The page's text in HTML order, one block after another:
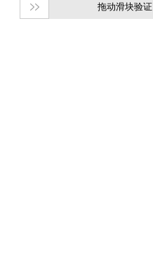
拖动滑块验证